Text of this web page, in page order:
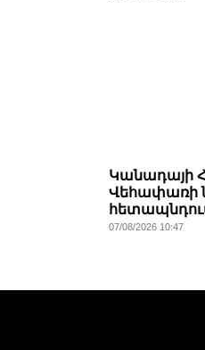
Կանադայի
Վեհափառի
07/08/2026 10:47